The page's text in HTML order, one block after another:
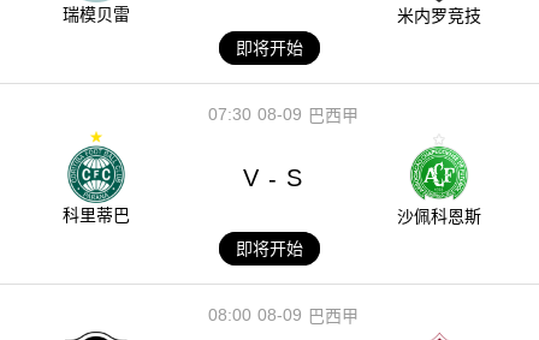
瑞模贝雷
米内罗竞技
即将开始
08-09
07:30 巴西甲
科里蒂巴
V - S
沙佩科恩斯
即将开始
08-09
08:00 巴西甲